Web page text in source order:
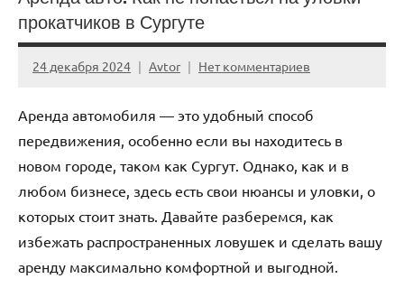
прокатчиков в Сургуте
24 декабря 2024 Avtor Нет комментариев
Аренда автомобиля — это удобный способ
передвижения, особенно если вы находитесь в
новом городе, таком как Сургут. Однако, как и в
любом бизнесе, здесь есть свои нюансы и уловки, о
которых стоит знать. Давайте разберемся, как
избежать распространенных ловушек и сделать вашу
аренду максимально комфортной и выгодной.